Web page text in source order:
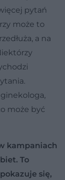
pytań
może to
a na
może być
kampaniach
To
się,